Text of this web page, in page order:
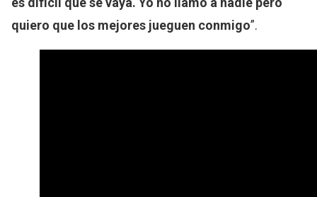
quiero que los mejores jueguen conmigo”.